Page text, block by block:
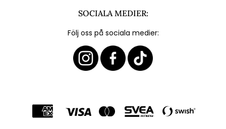
SOCIALA MEDIER:
Följ oss på sociala medier: